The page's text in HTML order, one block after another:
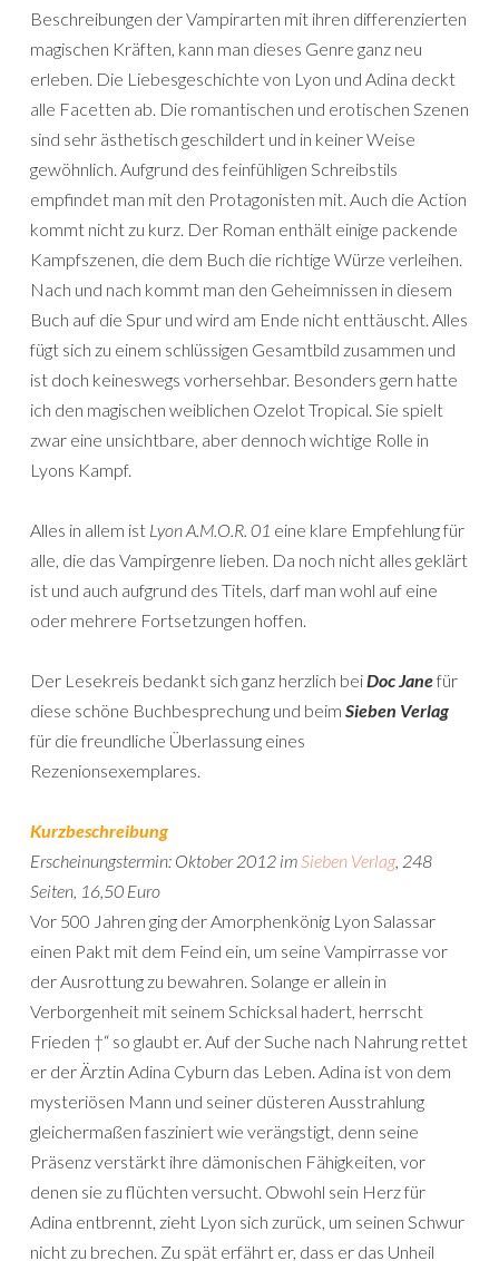
Beschreibungen der Vampirarten mit ihren differenzierten
magischen Kräften, kann man dieses Genre ganz neu
erleben. Die Liebesgeschichte von Lyon und Adina deckt
alle Facetten ab. Die romantischen und erotischen Szenen
sind sehr ästhetisch geschildert und in keiner Weise
gewöhnlich. Aufgrund des feinfühligen Schreibstils
empfindet man mit den Protagonisten mit. Auch die Action
kommt nicht zu kurz. Der Roman enthält einige packende
Kampfszenen, die dem Buch die richtige Würze verleihen.
Nach und nach kommt man den Geheimnissen in diesem
Buch auf die Spur und wird am Ende nicht enttäuscht. Alles
fügt sich zu einem schlüssigen Gesamtbild zusammen und
ist doch keineswegs vorhersehbar. Besonders gern hatte
ich den magischen weiblichen Ozelot Tropical. Sie spielt
zwar eine unsichtbare, aber dennoch wichtige Rolle in
Lyons Kampf.
Alles in allem ist Lyon A.M.O.R. 01 eine klare Empfehlung für
alle, die das Vampirgenre lieben. Da noch nicht alles geklärt
ist und auch aufgrund des Titels, darf man wohl auf eine
oder mehrere Fortsetzungen hoffen.
Der Lesekreis bedankt sich ganz herzlich beiDoc Janefür
diese schöne Buchbesprechung und beim Sieben Verlag
für die freundliche Überlassung eines
Rezenionsexemplares.
Kurzbeschreibung
Erscheinungstermin: Oktober 2012 imSieben Verlag, 248
Seiten, 16,50 Euro
Vor 500 Jahren ging der Amorphenkönig Lyon Salassar
einen Pakt mit dem Feind ein, um seine Vampirrasse vor
der Ausrottung zu bewahren. Solange er allein in
Verborgenheit mit seinem Schicksal hadert, herrscht
Frieden †“ so glaubt er. Auf der Suche nach Nahrung rettet
er der Ärztin Adina Cyburn das Leben. Adina ist von dem
mysteriösen Mann und seiner düsteren Ausstrahlung
gleichermaßen fasziniert wie verängstigt, denn seine
Präsenz verstärkt ihre dämonischen Fähigkeiten, vor
denen sie zu flüchten versucht. Obwohl sein Herz für
Adina entbrennt, zieht Lyon sich zurück, um seinen Schwur
nicht zu brechen. Zu spät erfährt er, dass er das Unheil